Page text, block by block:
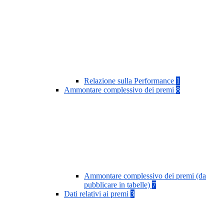
Relazione sulla Performance 1
Ammontare complessivo dei premi 8
Ammontare complessivo dei premi (da
pubblicare in tabelle) 7
Dati relativi ai premi 3